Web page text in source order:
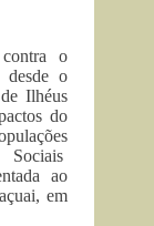
o
o
Ilhéus
do
ao
em